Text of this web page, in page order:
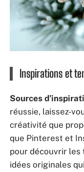
Inspirations et
Sources
réussie, laissez-
créativité que
que Pinterest et
pour découvrir les
idées originales